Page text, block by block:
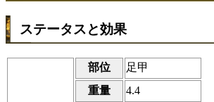
ステータスと効果
部位
足甲
重量
4.4